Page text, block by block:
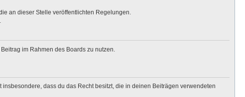
an dieser Stelle veröffentlichten Regelungen.
im Rahmen des Boards zu nutzen.
dass du das Recht besitzt, die in deinen Beiträgen verwendeten